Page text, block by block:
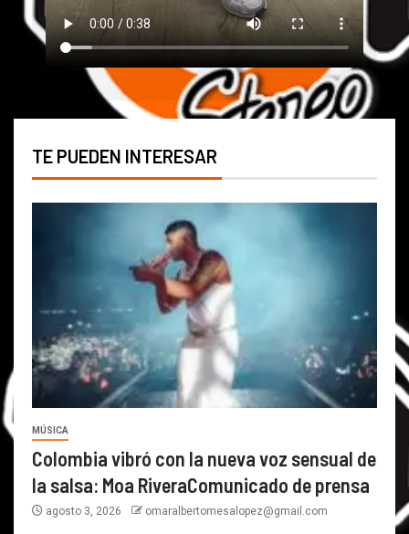
TE PUEDEN INTERESAR
MÚSICA
Colombia vibró con la nueva voz sensual de
la salsa: Moa RiveraComunicado de prensa
agosto 3, 2026 omaralbertomesalopez@gmail.com